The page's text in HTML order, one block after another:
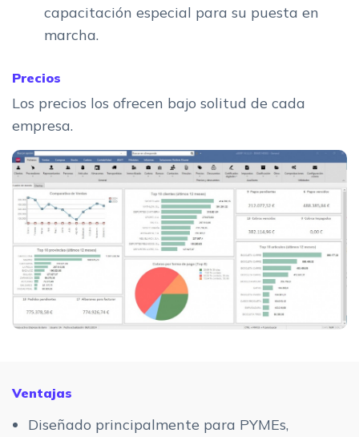
capacitación especial para su puesta en
marcha.
Precios
Los precios los ofrecen bajo solitud de cada
empresa.
Ventajas
Diseñado principalmente para PYMEs,